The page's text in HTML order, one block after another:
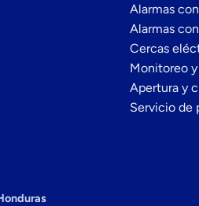
Alarmas
Alarmas
Cercas
Monitoreo
Apertura y
Servicio de